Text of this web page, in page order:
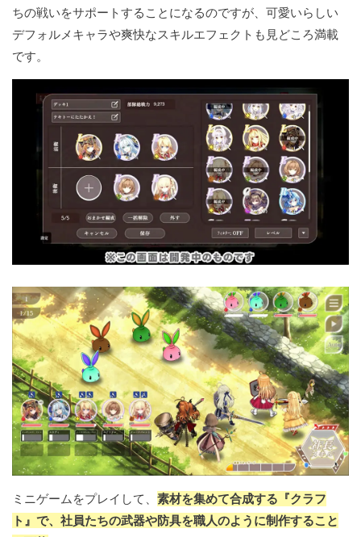
ちの戦いをサポートすることになるのですが、可愛いらしい
デフォルメキャラや爽快なスキルエフェクトも見どころ満載
です。
ミニゲームをプレイして、 素材を集めて合成する『クラフ
ト』で、社員たちの武器や防具を職人のように制作すること